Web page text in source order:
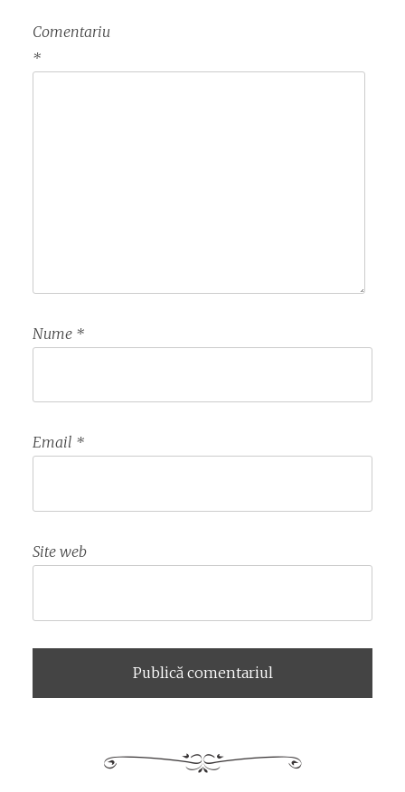
Comentariu
*
Nume *
Email *
Site web